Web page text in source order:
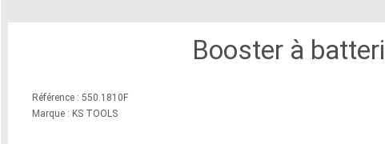
Booster à
Référence : 550.1810F
Marque : KS TOOLS